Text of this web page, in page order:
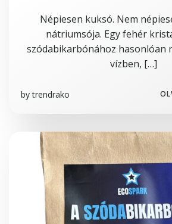
Népiesen kuksó. Nem
nátriumsója. Egy fehér
szódabikarbónához hasonlóan
vízben, […]
by trendrako